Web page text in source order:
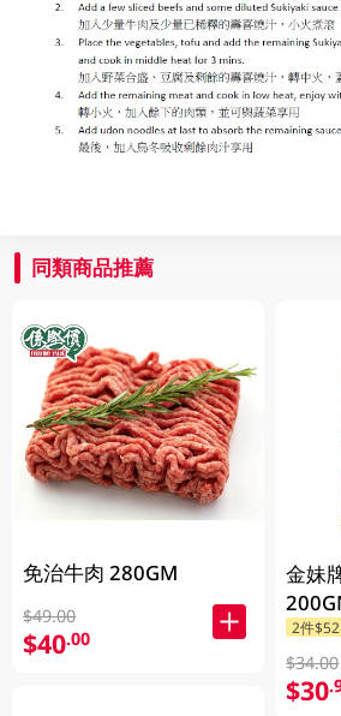
同類商品推薦
免治牛肉 280GM
$49.00
$40.00
金妹
2件$52
$34.00
$30